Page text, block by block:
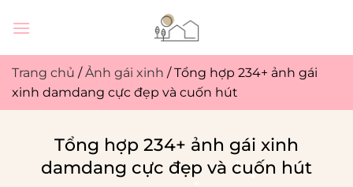
qua
dung
Trang chủ /Ảnh gái xinh /Tổng hợp 234+ ảnh gái
xinh damdang cực đẹp và cuốn hút
Tổng hợp 234+ ảnh gái xinh
damdang cực đẹp và cuốn hút